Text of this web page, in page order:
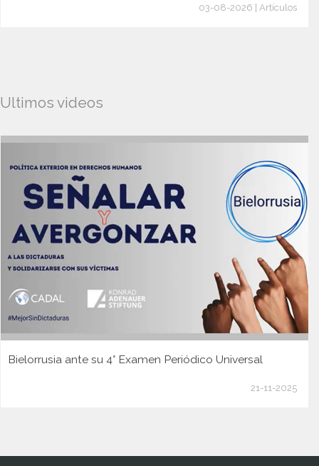
03-08-2026 | Artículos
Ultimos videos
Bielorrusia ante su 4° Examen Periódico Universal
21-11-2025